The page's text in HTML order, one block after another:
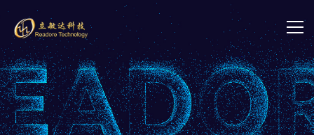
首页
关于立敏达